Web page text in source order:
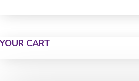
YOUR CART